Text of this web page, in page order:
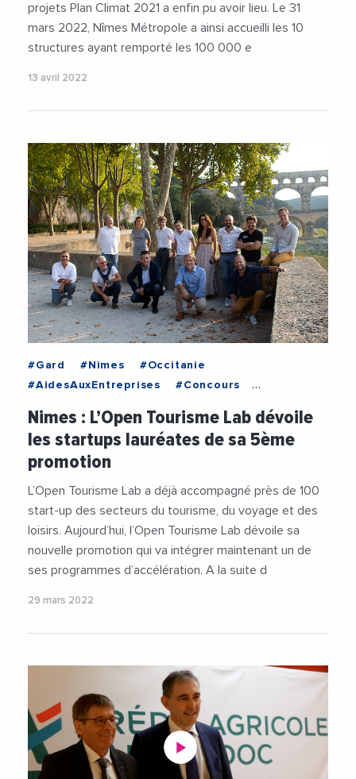
projets Plan Climat 2021 a enfin pu avoir lieu. Le 31
mars 2022, Nîmes Métropole a ainsi accueilli les 10
structures ayant remporté les 100 000 e
13 avril 2022
#Gard #Nimes
#Occitanie
#AidesAuxEntreprises
#Concours
#NAmpIcircMesMetropole
#Nimes
#Occitanie
#OpenTourismeLab
#StartUp
#Tourisme
Nimes : L’Open Tourisme Lab dévoile
les startups lauréates de sa 5ème
promotion
L’Open Tourisme Lab a déjà accompagné près de 100
start-up des secteurs du tourisme, du voyage et des
loisirs. Aujourd’hui, l’Open Tourisme Lab dévoile sa
nouvelle promotion qui va intégrer maintenant un de
ses programmes d’accélération. A la suite d
29 mars 2022